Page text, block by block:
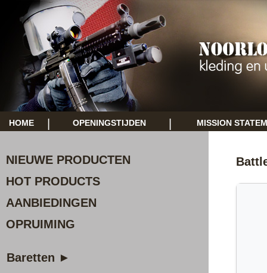
HOME OPENINGSTIJDEN MISSION
NIEUWE PRODUCTEN
HOT PRODUCTS
AANBIEDINGEN
OPRUIMING
Baretten ►